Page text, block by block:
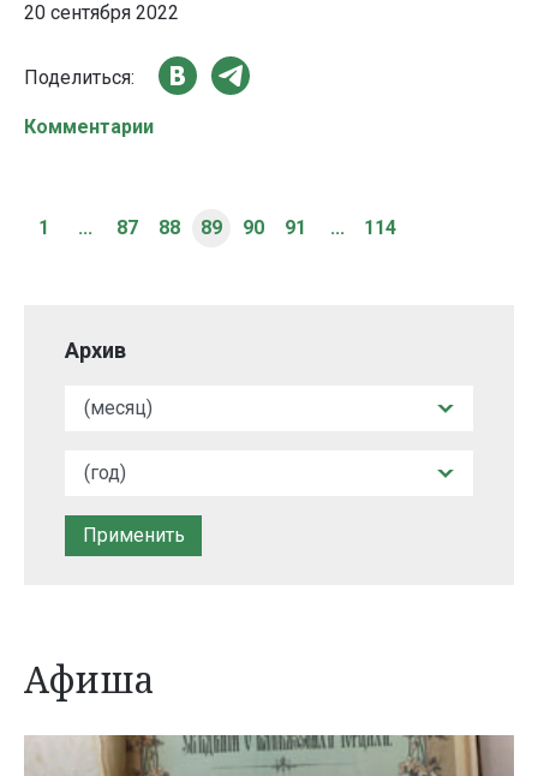
20 сентября 2022
Поделиться:
Комментарии
1 ... 87 88 89 90 91 ... 114
Архив
Афиша